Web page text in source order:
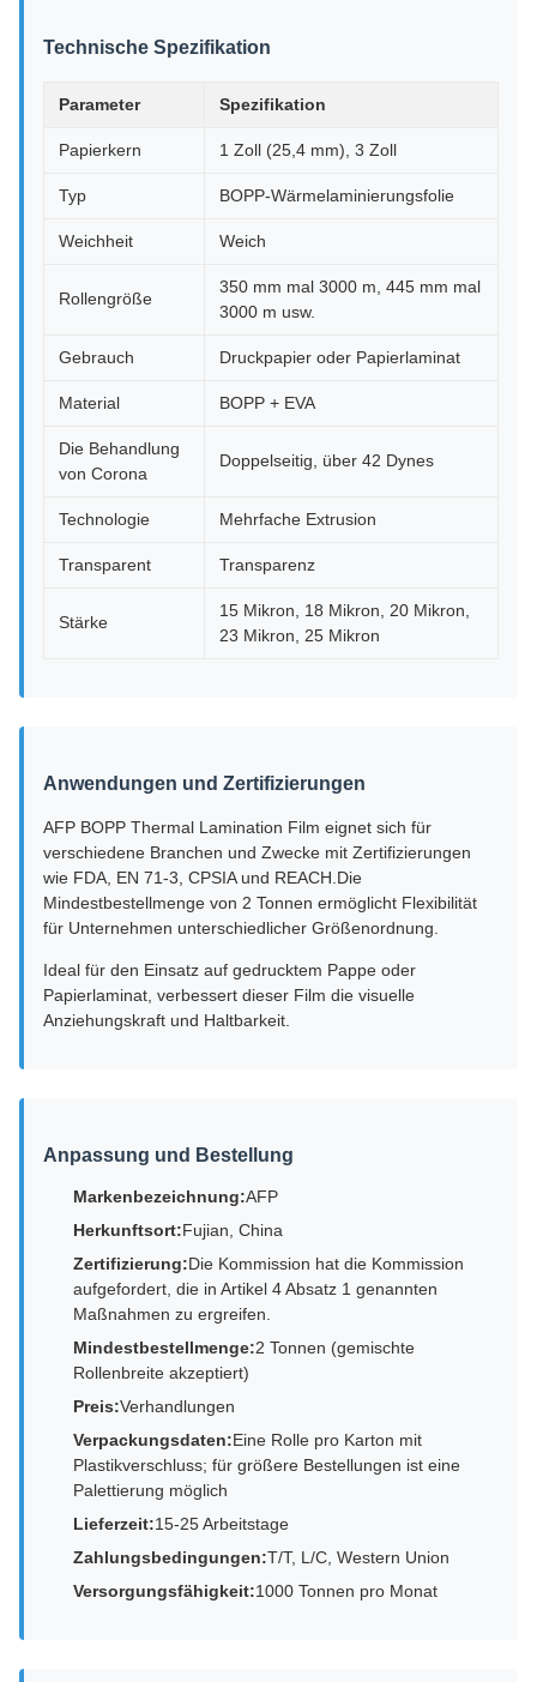
Technische Spezifikation
Parameter Spezifikation
Papierkern 1 Zoll (25,4 mm), 3 Zoll
Typ BOPP-Wärmelaminierungsfolie
Weichheit Weich
Rollengröße
350 mm mal 3000 m, 445 mm mal
3000 m usw.
Gebrauch Druckpapier oder Papierlaminat
Material BOPP + EVA
Die Behandlung
von Corona
Doppelseitig, über 42 Dynes
Technologie Mehrfache Extrusion
Transparent Transparenz
Stärke
15 Mikron, 18 Mikron, 20 Mikron,
23 Mikron, 25 Mikron
Anwendungen und Zertifizierungen
AFP BOPP Thermal Lamination Film eignet sich für
verschiedene Branchen und Zwecke mit Zertifizierungen
wie FDA, EN 71-3, CPSIA und REACH.Die
Mindestbestellmenge von 2 Tonnen ermöglicht Flexibilität
für Unternehmen unterschiedlicher Größenordnung.
Ideal für den Einsatz auf gedrucktem Pappe oder
Papierlaminat, verbessert dieser Film die visuelle
Anziehungskraft und Haltbarkeit.
Anpassung und Bestellung
Markenbezeichnung:AFP
Herkunftsort:Fujian, China
Zertifizierung:Die Kommission hat die Kommission
aufgefordert, die in Artikel 4 Absatz 1 genannten
Maßnahmen zu ergreifen.
Mindestbestellmenge:2 Tonnen (gemischte
Rollenbreite akzeptiert)
Preis:Verhandlungen
Verpackungsdaten:Eine Rolle pro Karton mit
Plastikverschluss; für größere Bestellungen ist eine
Palettierung möglich
Lieferzeit:15-25 Arbeitstage
Zahlungsbedingungen:T/T, L/C, Western Union
Versorgungsfähigkeit:1000 Tonnen pro Monat